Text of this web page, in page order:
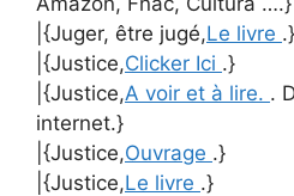
|{Juger, être jugé,Le livre .}
|{Justice,Clicker Ici .}
|{Justice,A voir et à lire. .
internet.}
|{Justice,Ouvrage .}
|{Justice,Le livre .}